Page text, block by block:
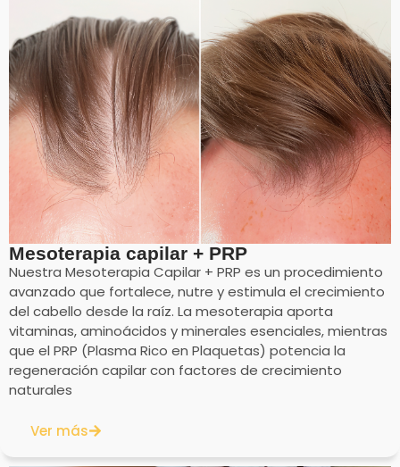
Mesoterapia capilar + PRP
Nuestra Mesoterapia Capilar + PRP es un procedimiento
avanzado que fortalece, nutre y estimula el crecimiento
del cabello desde la raíz. La mesoterapia aporta
vitaminas, aminoácidos y minerales esenciales, mientras
que el PRP (Plasma Rico en Plaquetas) potencia la
regeneración capilar con factores de crecimiento
naturales
Ver más